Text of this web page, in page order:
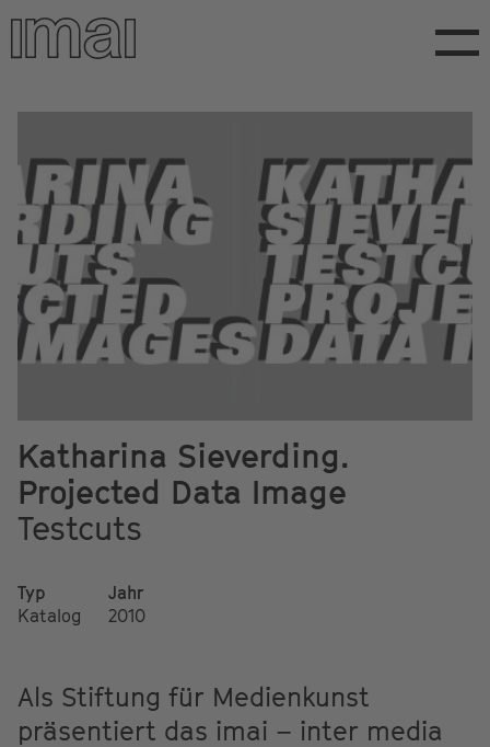
Direkt
zum
Inhalt
Katharina Sieverding.
Projected Data Image
Testcuts
Typ
Katalog
Jahr
2010
Als Stiftung für Medienkunst
präsentiert das imai – inter media